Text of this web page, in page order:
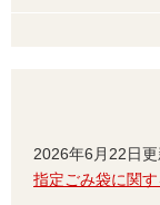
2026年6月22日
指定ごみ袋に関